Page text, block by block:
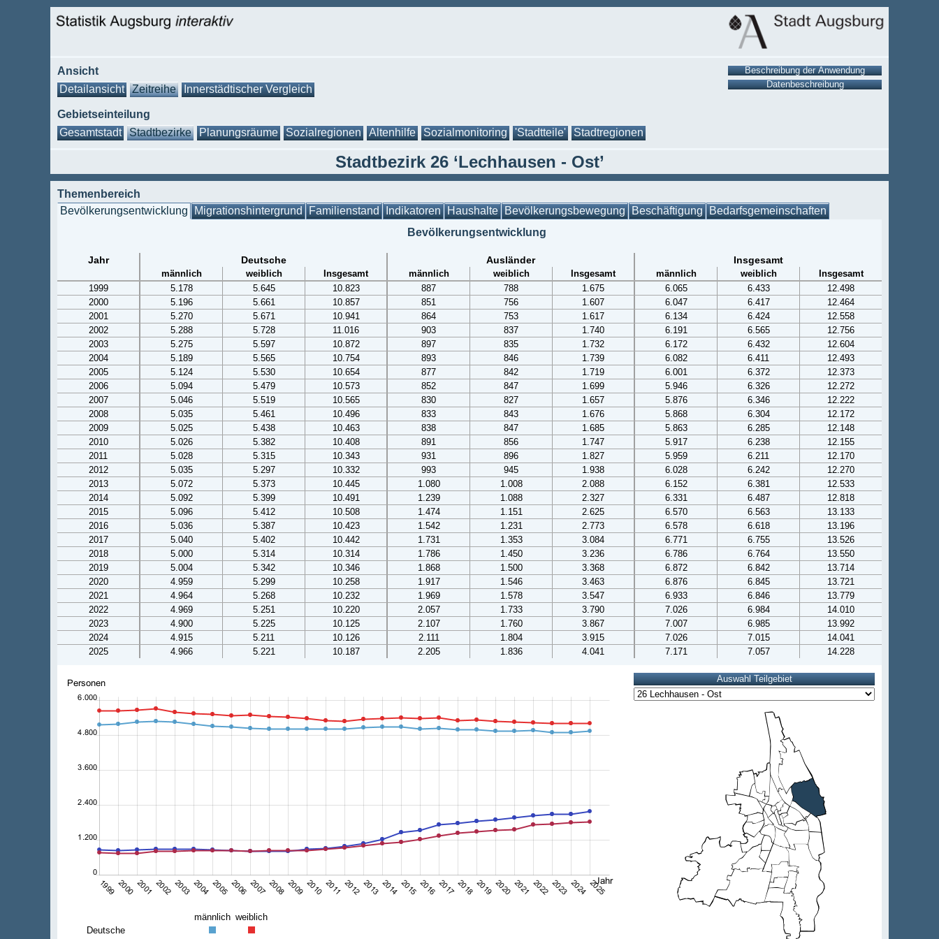
Ansicht
Detailansicht
Zeitreihe Innerstädtischer Vergleich
Gebietseinteilung
Gesamtstadt
Stadtbezirke Planungsräume Sozialregionen Altenhilfe Sozialmonitoring 'Stadtteile' Stadtregionen
Stadtbezirk 26 ‘Lechhausen - Ost’
Themenbereich
Bevölkerungsentwicklung Migrationshintergrund Familienstand Indikatoren Haushalte Bevölkerungsbewegung Beschäftigung Bedarfsgemeinschaften
Bevölkerungsentwicklung
Jahr Deutsche Ausländer Insgesamt
männlich weiblich Insgesamt männlich weiblich Insgesamt männlich weiblich
Insgesamt
1999
5.178 5.645 10.823 887 788 1.675 6.065 6.433
12.498
2000
5.196 5.661 10.857 851 756 1.607 6.047 6.417
12.464
2001
5.270 5.671 10.941 864 753 1.617 6.134 6.424
12.558
2002
5.288 5.728 11.016 903 837 1.740 6.191 6.565
12.756
2003
5.275 5.597 10.872 897 835 1.732 6.172 6.432
12.604
2004
5.189 5.565 10.754 893 846 1.739 6.082 6.411
12.493
2005
5.124 5.530 10.654 877 842 1.719 6.001 6.372
12.373
2006
5.094 5.479 10.573 852 847 1.699 5.946 6.326
12.272
2007
5.046 5.519 10.565 830 827 1.657 5.876 6.346
12.222
2008
5.035 5.461 10.496 833 843 1.676 5.868 6.304
12.172
2009
5.025 5.438 10.463 838 847 1.685 5.863 6.285
12.148
2010
5.026 5.382 10.408 891 856 1.747 5.917 6.238
12.155
2011
5.028 5.315 10.343 931 896 1.827 5.959 6.211
12.170
2012
5.035 5.297 10.332 993 945 1.938 6.028 6.242
12.270
2013
5.072 5.373 10.445 1.080 1.008 2.088 6.152 6.381
12.533
2014
5.092 5.399 10.491 1.239 1.088 2.327 6.331 6.487
12.818
2015
5.096 5.412 10.508 1.474 1.151 2.625 6.570 6.563
13.133
2016
5.036 5.387 10.423 1.542 1.231 2.773 6.578 6.618
13.196
2017
5.040 5.402 10.442 1.731 1.353 3.084 6.771 6.755
13.526
2018
5.000 5.314 10.314 1.786 1.450 3.236 6.786 6.764
13.550
2019
5.004 5.342 10.346 1.868 1.500 3.368 6.872 6.842
13.714
2020
4.959 5.299 10.258 1.917 1.546 3.463 6.876 6.845
13.721
2021
4.964 5.268 10.232 1.969 1.578 3.547 6.933 6.846
13.779
2022
4.969 5.251 10.220 2.057 1.733 3.790 7.026 6.984
14.010
2023
4.900 5.225 10.125 2.107 1.760 3.867 7.007 6.985
13.992
2024
4.915 5.211 10.126 2.111 1.804 3.915 7.026 7.015
14.041
2025
4.966 5.221 10.187 2.205 1.836 4.041 7.171 7.057 14.228
männlich weiblich
Deutsche